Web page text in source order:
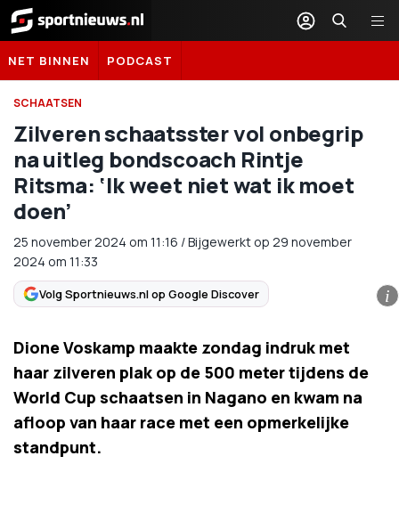
Sportnieuws.nl
NET BINNEN PODCAST
SCHAATSEN
Zilveren schaatsster vol onbegrip
na uitleg bondscoach Rintje
Ritsma: ‘Ik weet niet wat ik moet
doen’
25 november 2024 om 11:16 /Bijgewerkt op 29 november
2024 om 11:33
Volg Sportnieuws.nl op Google Discover i
Dione Voskamp maakte zondag indruk met
haar zilveren plak op de 500 meter tijdens de
World Cup schaatsen in Nagano en kwam na
afloop van haar race met een opmerkelijke
standpunt.